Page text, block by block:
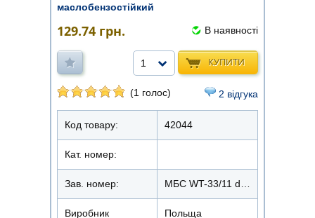
маслобензостійкий
129.74 грн. В наявності
КУПИТИ
1
(1 голос) 2 відгука
Код товару: 42044
Кат. номер:
Зав. номер:
Виробник Польща